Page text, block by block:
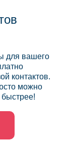
для вашего
контактов.
можно
быстрее!